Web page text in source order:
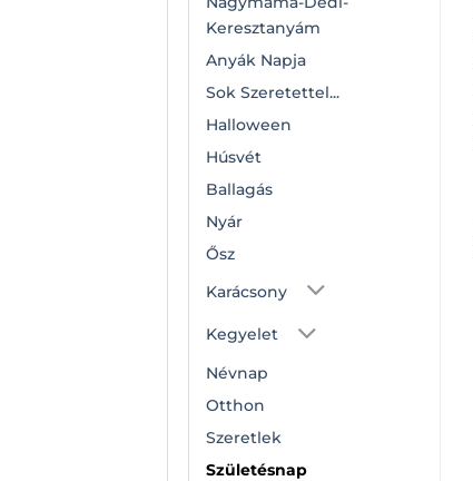
Keresztanyám
Anyák Napja
Sok Szeretettel...
Halloween
Húsvét
Ballagás
Nyár
Ősz
Karácsony
Kegyelet
Névnap
Otthon
Szeretlek
Születésnap